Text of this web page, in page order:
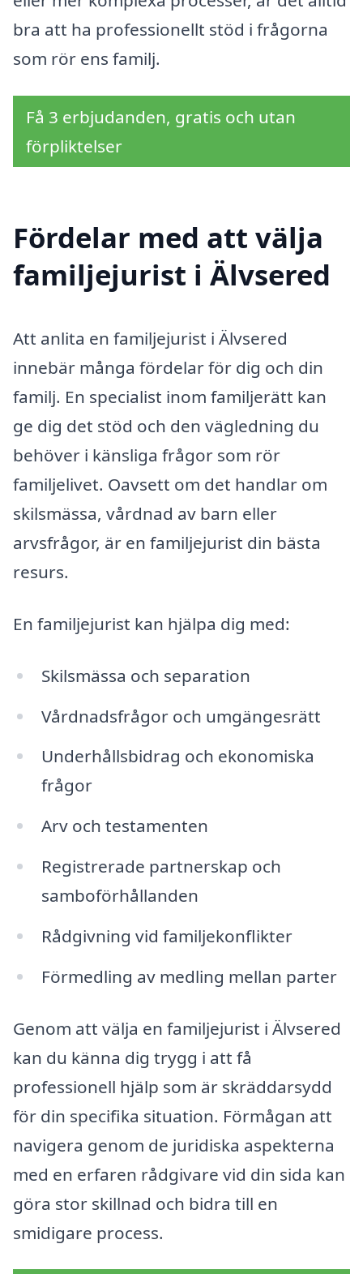
bra att ha professionellt stöd i frågorna
som rör ens familj.
Få 3 erbjudanden, gratis och utan
förpliktelser
Fördelar med att välja
familjejurist i Älvsered
Att anlita en familjejurist i Älvsered
innebär många fördelar för dig och din
familj. En specialist inom familjerätt kan
ge dig det stöd och den vägledning du
behöver i känsliga frågor som rör
familjelivet. Oavsett om det handlar om
skilsmässa, vårdnad av barn eller
arvsfrågor, är en familjejurist din bästa
resurs.
En familjejurist kan hjälpa dig med:
Skilsmässa och separation
Vårdnadsfrågor och umgängesrätt
Underhållsbidrag och ekonomiska
frågor
Arv och testamenten
Registrerade partnerskap och
samboförhållanden
Rådgivning vid familjekonflikter
Förmedling av medling mellan parter
Genom att välja en familjejurist i Älvsered
kan du känna dig trygg i att få
professionell hjälp som är skräddarsydd
för din specifika situation. Förmågan att
navigera genom de juridiska aspekterna
med en erfaren rådgivare vid din sida kan
göra stor skillnad och bidra till en
smidigare process.